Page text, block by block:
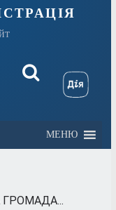
МЕНЮ